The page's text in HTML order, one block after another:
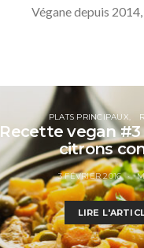
Végane depuis
PLATS PRINCIPAUX
Recette vegan #3
citrons
3 FÉVRIER 2016
LIRE